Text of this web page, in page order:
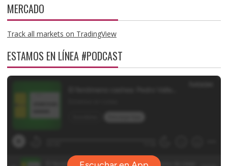
MERCADO
Track all markets on TradingView
ESTAMOS EN LÍNEA #PODCAST